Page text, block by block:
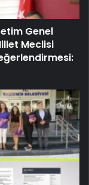
Genel
Meclisi